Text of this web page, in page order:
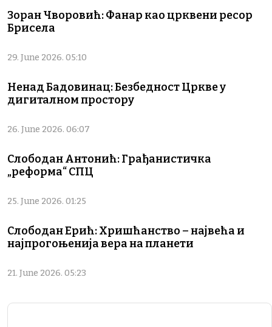
Зоран Чворовић: Фанар као црквени ресор
Брисела
29. June 2026. 05:10
Ненад Бадовинац: Безбедност Цркве у
дигиталном простору
26. June 2026. 06:07
Слободан Антонић: Грађанистичка
„реформа“ СПЦ
25. June 2026. 01:25
Слободан Ерић: Хришћанство – највећа и
најпрогоњенија вера на планети
21. June 2026. 05:23